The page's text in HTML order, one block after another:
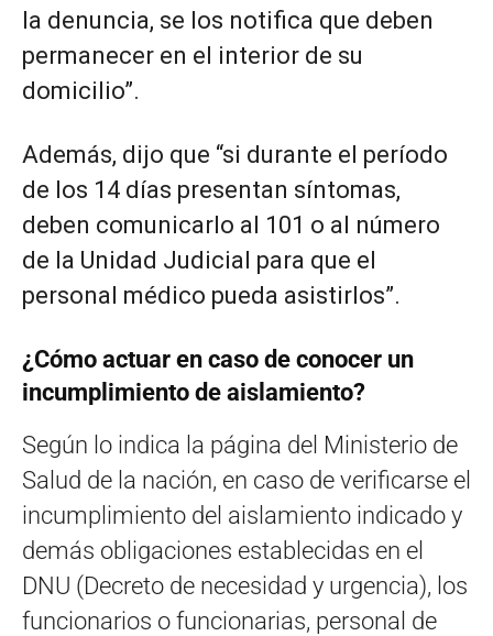
la denuncia, se los notifica que deben
permanecer en el interior de su
domicilio”.
Además, dijo que “si durante el período
de los 14 días presentan síntomas,
deben comunicarlo al 101 o al número
de la Unidad Judicial para que el
personal médico pueda asistirlos”.
¿Cómo actuar en caso de conocer un
incumplimiento de aislamiento?
Según lo indica la página del Ministerio de
Salud de la nación, en caso de verificarse el
incumplimiento del aislamiento indicado y
demás obligaciones establecidas en el
DNU (Decreto de necesidad y urgencia), los
funcionarios o funcionarias, personal de